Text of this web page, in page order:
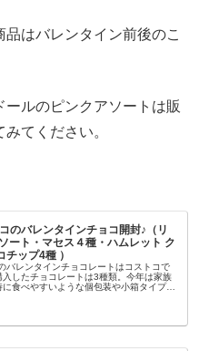
はバレンタイン前後のこ
ルのピンクアソートは販
てください。
のバレンタインチョコ開封♪（リ
ート・マセス４種・ハムレット ク
チップ4種 ）
バレンタインチョコレートはコストコで
入したチョコレートは3種類。今年は家族
に食べやすいような個包装や小箱タイプの